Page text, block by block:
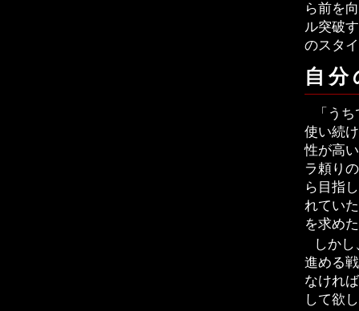
ら前を
ル突破
のスタ
自
「う
使い続
性が高
ラ頼り
ら目指
れてい
を求め
しか
進める
なけれ
して欲